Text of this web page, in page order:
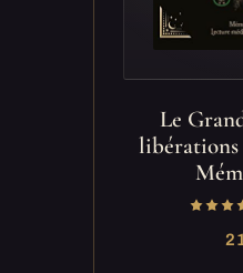
Le
libérations